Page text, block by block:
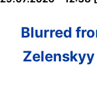
Blurred